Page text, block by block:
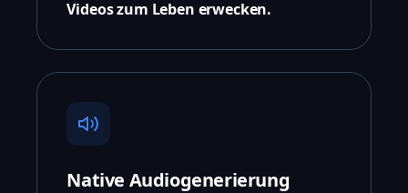
Videos zum Leben erwecken.
Native Audiogenerierung